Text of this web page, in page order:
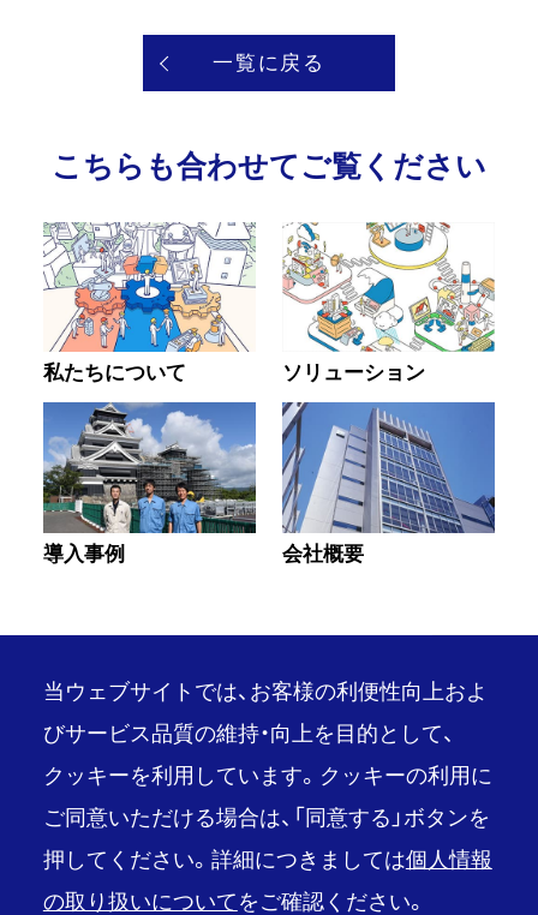
一覧に戻る
こちらも合わせてご覧ください
私たちについて ソリューション
導入事例 会社概要
推奨環境 ご利用条件
情報セキュリティ・個人情報基本方針 PAGE TOP
当ウェブサイトでは、お客様の利便性向上およ
びサービス品質の維持・向上を目的として、
クッキーを利用しています。クッキーの利用に
ご同意いただける場合は、「同意する」ボタンを
押してください。詳細につきましては個人情報
の取り扱いについて をご確認ください。